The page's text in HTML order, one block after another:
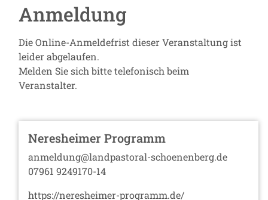
Anmeldung
Die Online-Anmeldefrist dieser Veranstaltung ist
leider abgelaufen.
Melden Sie sich bitte telefonisch beim
Veranstalter.
Neresheimer Programm
anmeldung@landpastoral-schoenenberg.de
07961 9249170-14
https://neresheimer-programm.de/